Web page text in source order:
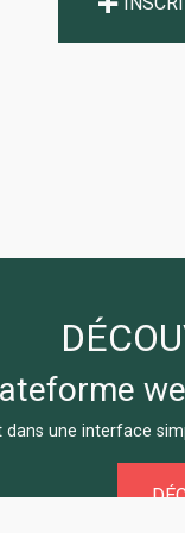
dans une interface